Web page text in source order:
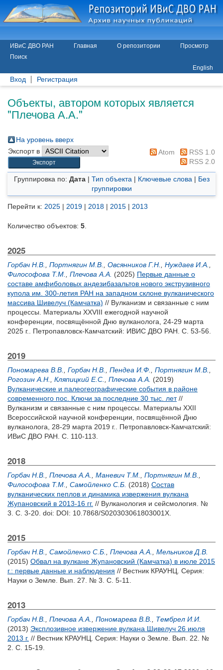
ИВиС ДВО РАН Главная О репозитории
Просмотр
Поиск
English
Вход Регистрация
Объекты, автором которых является
"Плечова А.А."
На уровень вверх
Экспорт в
Atom
RSS 1.0
RSS 2.0
Группировка по: Дата| Тип объекта | Ключевые слова | Без
группировки
Перейти к: 2025 | 2019 | 2018 | 2015 | 2013
Количество объектов: 5
2025
Горбач Н.В. Портнягин М.В. Овсянников Г.Н. Нуждаев И.А.
Философова Т.М.
Плечова А.А. (2025) Первые данные о
составе амфиболовых андезибазальтов нового экструзивного
купола им. 300-летия РАН на западном склоне вулканического
массива Шивелуч (Камчатка) // Вулканизм и связанные с ним
процессы. Материалы XXVIII ежегодной научной
конференции, посвящённой Дню вулканолога, 24-29 марта
2025 г.. Петропавловск-Камчатский: ИВИС ДВО РАН. С. 53-56.
2019
Пономарева В.В. Горбач Н.В. Пендеа И.Ф. Портнягин М.В.
Рогозин А.Н.
Кляпицкий Е.С. Плечова А.А. (2019)
Вулканические и палеогеографические события в районе
современного пос. Ключи за последние 30 тыс. лет//
Вулканизм и связанные с ним процессы. Материалы XXII
Всероссийской научной конференции, посвящённой Дню
вулканолога, 28-29 марта 2019 г.. Петропавловск-Камчатский:
ИВиС ДВО РАН. С. 110-113.
2018
Горбач Н.В. Плечова А.А. Маневич Т.М. Портнягин М.В.
Философова Т.М.
Самойленко С.Б. (2018) Состав
вулканических пеплов и динамика извержения вулкана
Жупановский в 2013-16 гг. // Вулканология и сейсмология. №
3. С. 3-20. doi: DOI: 10.7868/S020303061803001X.
2015
Горбач Н.В. Самойленко С.Б. Плечова А.А.
Мельников Д.В.
(2015) Обвал на вулкане Жупановский (Камчатка) в июле 2015
г.: первые данные и наблюдения // Вестник КРАУНЦ. Серия:
Науки о Земле. Вып. 27. № 3. С. 5-11.
2013
Горбач Н.В. Плечова А.А. Пономарева В.В.
Тембрел И.И.
(2013) Эксплозивное извержение вулкана Шивелуч 26 июля
2013 г. // Вестник КРАУНЦ. Серия: Науки о Земле. Вып. 22. №
2. С. 15-19.